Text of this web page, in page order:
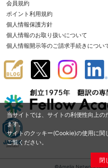
当サイトでは、サイトの利便性向上
ます。
サイトのクッキー(Cookie)の使用に関
ご覧ください。
閉
会員規約
ポイント利用規約
個人情報保護方針
個人情報のお取り扱いについて
個人情報開示等のご請求手続きについ
©Amelia Network